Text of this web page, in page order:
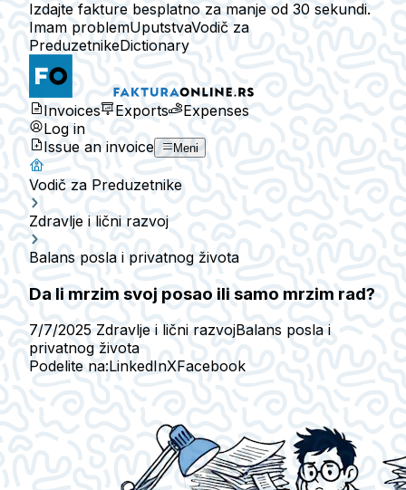
Izdajte fakture besplatno za manje od 30 sekundi.
Imam problemUputstvaVodič za
PreduzetnikeDictionary
Invoices Exports
Expenses
Log in
Issue an invoice
Meni
Vodič za Preduzetnike
Zdravlje i lični razvoj
Balans posla i privatnog života
Da li mrzim svoj posao ili samo mrzim rad?
7/7/2025 Zdravlje i lični razvojBalans posla i
privatnog života
Podelite na:LinkedInXFacebook